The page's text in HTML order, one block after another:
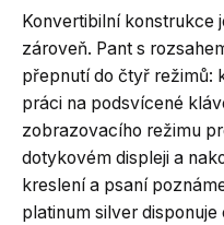
Konvertibilní konstrukce
zároveň. Pant s
přepnutí do čtyř režimů:
práci na podsvícené
zobrazovacího režimu
dotykovém displeji a
kreslení a psaní
platinum silver